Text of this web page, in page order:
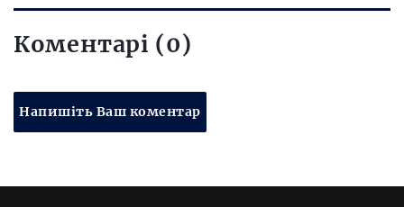
Коментарі (0)
Напишіть Ваш коментар